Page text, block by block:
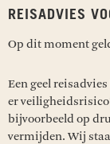
REISADVIES
Op dit moment
Een geel
er
bijvoorbeeld op
vermijden. Wij